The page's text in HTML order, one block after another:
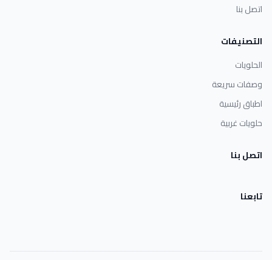
اتصل بنا
التصنيفات
الحلويات
وصفات سريعة
اطباق رئيسية
حلويات غربية
اتصل بنا
تابعنا